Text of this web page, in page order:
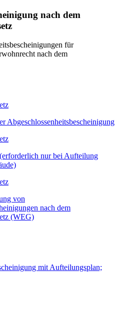
nach dem
für
nach dem
Abgeschlossenheitsbescheinigung
nur bei Aufteilung
von
nach dem
(WEG)
mit Aufteilungsplan;